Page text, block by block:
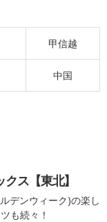
甲信越
中国
ス【東北】
デンウィーク)の楽し
も続々！